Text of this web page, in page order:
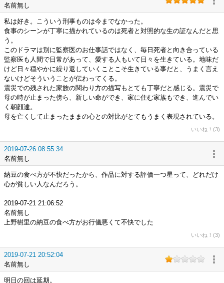
名前無し
私は好き。こういう刑事ものは今までなかった。
食事のシーンが丁寧に描かれているのは死者と対照的な生の証なんだと思
う。
このドラマは別に監察医のお仕事話ではなく、毎日死者と向き合っている
監察医も人間で日常があって、愛する人もいて日々を生きている。地味だ
けど日々穏やかに繰り返していくことこそ生きている事だと、うまく言え
ないけどそういうことが伝わってくる。
震災での残された家族の関わり方の描写もとても丁寧だと感じる。震災で
母の時が止まった傍ら、新しい命ができ、家に住む家族もでき、進んでい
く朝顔達。
母を亡くして止まったままの心との対比がとてもうまく表現されている。
いいね！(3)
2019-07-26 08:55:34
名前無し
納豆の食べ方が不快だったから、作品に対する評価一つ星って、どれだけ
心が貧しい人なんだろう。
2019-07-21 21:06:52
名前無し
上野樹里の納豆の食べ方がお行儀悪くて不快でした
いいね！(3)
2019-07-21 20:52:04
名前無し
明日の回は延期。